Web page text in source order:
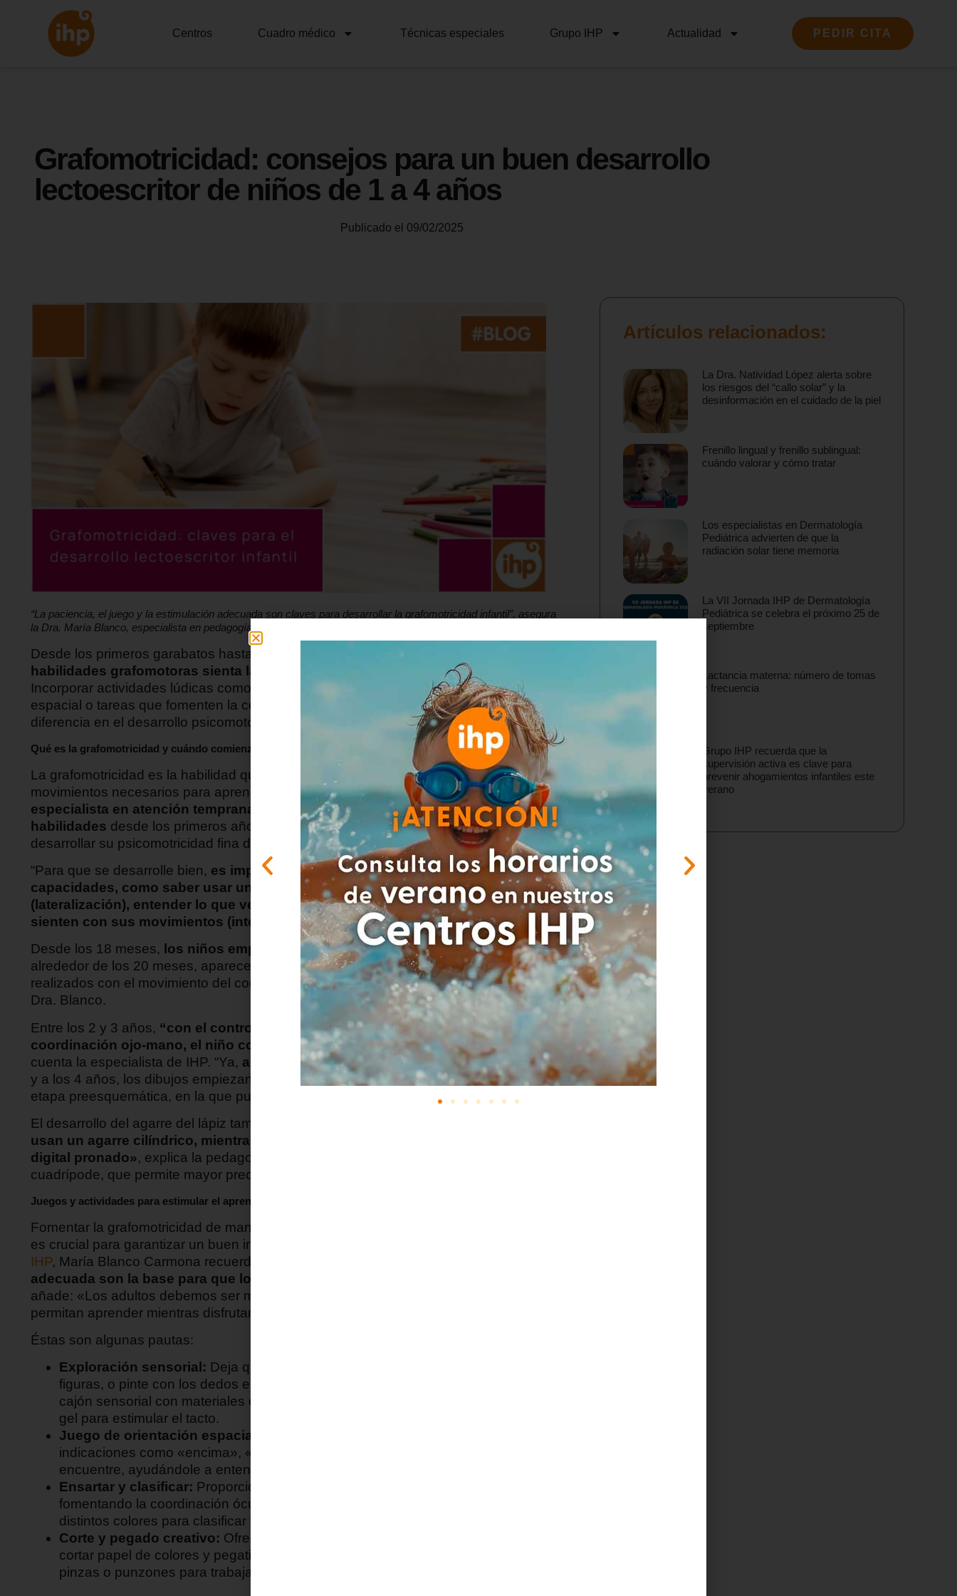
Centros Cuadro médico Técnicas especiales Grupo IHP Actualidad PEDIR CITA
Grafomotricidad: consejos para un buen desarrollo
lectoescritor de niños de 1 a 4 años
Publicado el 09/02/2025
“La paciencia, el juego y la estimulación adecuada son claves para desarrollar la grafomotricidad infantil”, asegura
la Dra. María Blanco, especialista en pedagogía de Grupo IHP
Desde los primeros garabatos hasta los trazos con intención,
habilidades grafomotoras sienta las bases para el aprendizaje de la escritura
Incorporar actividades lúdicas como cajones sensoriales, juegos de orientación
espacial o tareas que fomenten la coordinación óculo-manual puede marcar la
diferencia en el desarrollo psicomotor de los niños de 1 a 4 años.
Qué es la grafomotricidad y cuándo comienza a desarrollarse
La grafomotricidad es la habilidad que los niños desarrollan para hacer los
movimientos necesarios para aprender a escribir.María Blanco Carmona, pedagoga
especialista en atención temprana de Grupo IHP, explica cómo fomentar estas
habilidades desde los primeros años y qué ejercicios pueden ayudar a los niños a
desarrollar su psicomotricidad fina de manera adecuada.
“Para que se desarrolle bien, es importante que los niños también mejoren otras
capacidades, como saber usar un lado del cuerpo más que el otro
(lateralización), entender lo que ven (percepción visual) y coordinar lo que
sienten con sus movimientos (integración sensorial)”, asegura la especialista.
Desde los 18 meses, los niños empiezan a realizar sus primeros garabatosy
alrededor de los 20 meses, aparecen trazos más amplios conocidos como “barridos”,
realizados con el movimiento del codo, aunque sin observar lo que dibujan», detalla la
Dra. Blanco.
Entre los 2 y 3 años, “con el control del movimiento de la muñeca y la
coordinación ojo-mano, el niño comienza a seguir sus trazos con la mirada”
cuenta la especialista de IHP. “Ya, a los 3 años, la percepción visual entra en juego
y a los 4 años, los dibujos empiezan a tener intencionalidad, marcando el inicio de la
etapa preesquemática, en la que pueden representar figuras humanas básicas”.
El desarrollo del agarre del lápiz también es progresivo.
usan un agarre cilíndrico, mientras que entre los 2 y 3 años pasa a un agarre
digital pronado», explica la pedagoga. A los 3 y 4 años, evoluciona hacia una pinza
cuadrípode, que permite mayor precisión en los trazos.
Juegos y actividades para estimular el aprendizaje
Fomentar la grafomotricidad de manera lúdica y respetando los tiempos de cada niño
es crucial para garantizar un buen inicio en el aprendizaje lectoescritor. Desde
IHP, María Blanco Carmona recuerda:
adecuada son la base para que los niños desarrollen todo su potencial.»
añade: «Los adultos debemos ser mediadores, acercándolos a situaciones que les
permitan aprender mientras disfrutan.»
Éstas son algunas pautas:
Exploración sensorial: Deja que el niño manipule plastilina, haga formas y
figuras, o pinte con los dedos en superficies lisas. También puedes preparar un
cajón sensorial con materiales como arroz teñido, espuma de afeitar o bolitas de
gel para estimular el tacto.
Juego de orientación espacial:
indicaciones como «encima», «debajo» o «al lado» para que el niño los
encuentre, ayudándole a entender conceptos espaciales mientras juega.
Ensartar y clasificar: Proporciona cuentas grandes y cordones para ensartarlas,
fomentando la coordinación óculo-manual. También puedes usar botones de
distintos colores para clasificar y ensartar en cuerdas o limpiapipas.
Corte y pegado creativo: Ofrece materiales como tijeras de punta redonda para
cortar papel de colores y pegatinas para crear collages. Para más precisión, usa
pinzas o punzones para trabajar la motricidad fina, siempre con supervisión.
Artículos relacionados:
La Dra. Natividad López alerta sobre
los riesgos del “callo solar” y la
desinformación en el cuidado de la piel
Frenillo lingual y frenillo sublingual:
cuándo valorar y cómo tratar
Los especialistas en Dermatología
Pediátrica advierten de que la
radiación solar tiene memoria
La VII Jornada IHP de Dermatología
Pediátrica se celebra el próximo 25 de
septiembre
Lactancia materna: número de tomas
y frecuencia
Grupo IHP recuerda que la
supervisión activa es clave para
prevenir ahogamientos infantiles este
verano